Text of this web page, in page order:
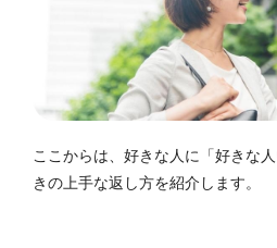
ここからは、好きな人に「好きな
きの上手な返し方を紹介します。